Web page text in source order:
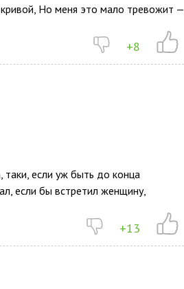
Но меня это мало тревожит —
+8
таки, если уж быть до конца
если бы встретил женщину,
+13